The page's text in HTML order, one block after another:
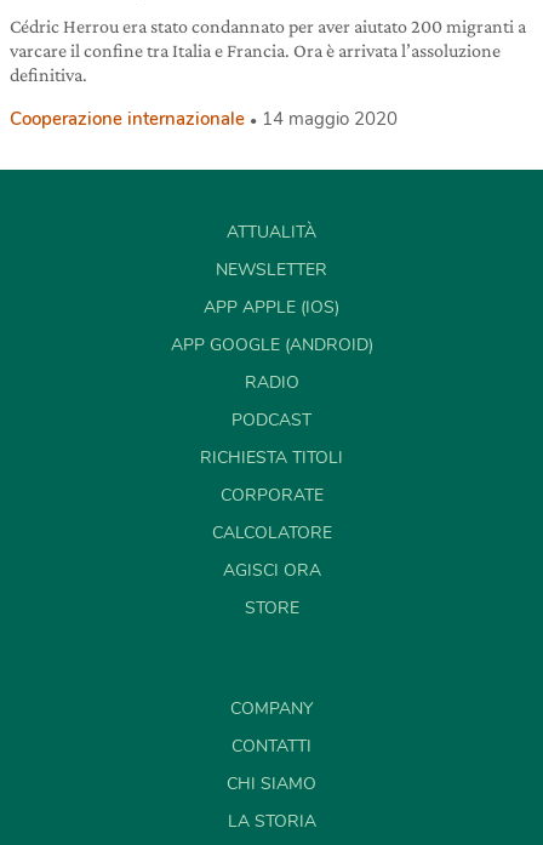
Cédric Herrou era stato condannato per aver aiutato 200 migranti a
varcare il confine tra Italia e Francia. Ora è arrivata l’assoluzione
definitiva.
Cooperazione internazionale 14 maggio 2020
ATTUALITÀ
NEWSLETTER
APP APPLE (IOS)
APP GOOGLE (ANDROID)
RADIO
PODCAST
RICHIESTA TITOLI
CORPORATE
CALCOLATORE
AGISCI ORA
STORE
COMPANY
CONTATTI
CHI SIAMO
LA STORIA